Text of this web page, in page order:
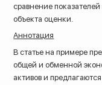
сравнение
объекта оценки.
Аннотация
В статье на примере
общей и обменной
активов и